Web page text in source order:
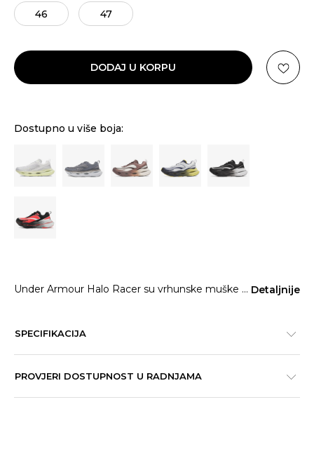
46 47
DODAJ U KORPU
Dostupno u više boja:
Under Armour Halo Racer su vrhunske muške ... Detaljnije
SPECIFIKACIJA
PROVJERI DOSTUPNOST U RADNJAMA